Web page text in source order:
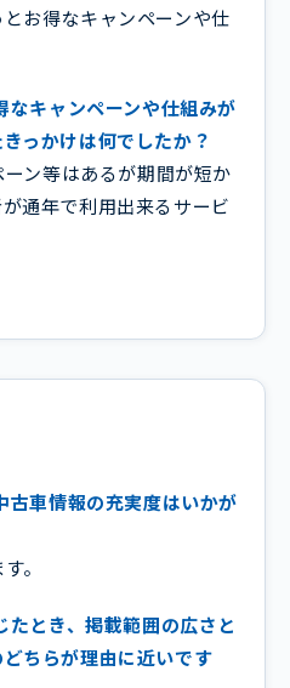
お得なキャンペーンや仕
なキャンペーンや仕組みが
っかけは何でしたか？
ン等はあるが期間が短か
通年で利用出来るサービ
古車情報の充実度はいかが
。
とき、掲載範囲の広さと
ちらが理由に近いです